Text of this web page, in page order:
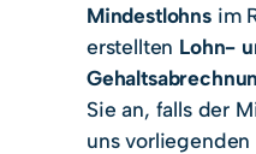
Mindestlohnsim
erstellten Lohn-
Sie an, falls der
uns